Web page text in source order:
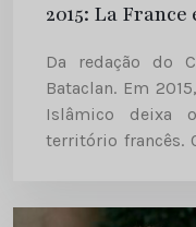
2015: La
Da redação do
Bataclan. Em
Islâmico deixa
território francês.